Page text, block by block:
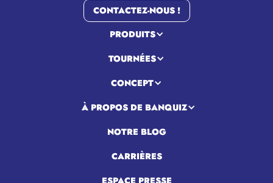
CONTACTEZ-NOUS !
PRODUITS
TOURNÉES
CONCEPT
À PROPOS DE BANQUIZ
NOTRE BLOG
CARRIÈRES
ESPACE PRESSE